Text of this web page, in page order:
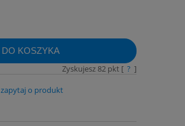
DO KOSZYKA
Zyskujesz 82pkt [ ? ]
zapytaj o produkt